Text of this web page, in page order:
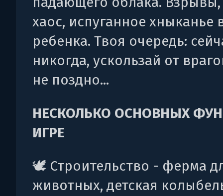
хаос, испуганное хныканье
ребенка. Твоя очередь:
никогда, ускользай от
не поздно...
НЕСКОЛЬКО ОСНОВНЫХ
ИГРЕ
🕊️ Строительство - ферма
животных, детская